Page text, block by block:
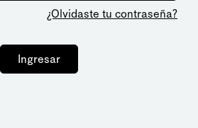
¿Olvidaste tu contraseña?
Ingresar